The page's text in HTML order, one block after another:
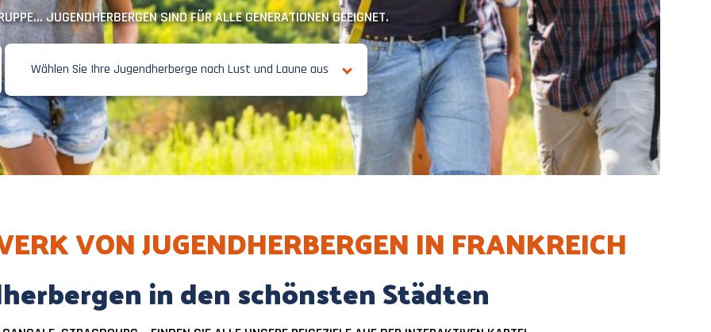
JUGENDHERBERGEN SIND FÜR ALLE GENERATIONEN GEEIGNET.
Wählen Sie Ihre Jugendherberge nach Lust und Laune aus
VON JUGENDHERBERGEN IN FRANKREICH
in den schönsten Städten